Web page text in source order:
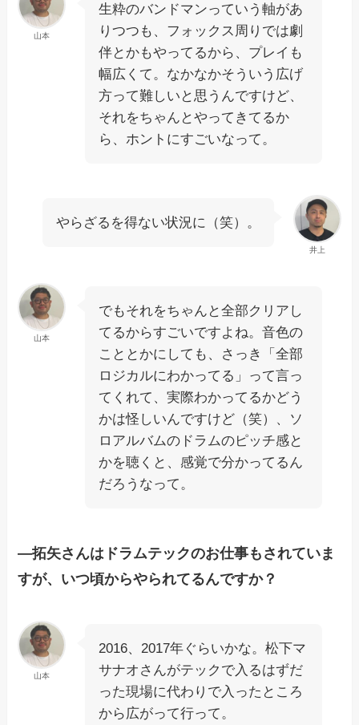
山本
生粋のバンドマンっていう軸があ
りつつも、フォックス周りでは劇
伴とかもやってるから、プレイも
幅広くて。なかなかそういう広げ
方って難しいと思うんですけど、
それをちゃんとやってきてるか
ら、ホントにすごいなって。
井上
やらざるを得ない状況に（笑）。
山本
でもそれをちゃんと全部クリアし
てるからすごいですよね。音色の
こととかにしても、さっき「全部
ロジカルにわかってる」って言っ
てくれて、実際わかってるかどう
かは怪しいんですけど（笑）、ソ
ロアルバムのドラムのピッチ感と
かを聴くと、感覚で分かってるん
だろうなって。
―拓矢さんはドラムテックのお仕事もされていま
すが、いつ頃からやられてるんですか？
山本
2016、2017年ぐらいかな。松下マ
サナオさんがテックで入るはずだ
った現場に代わりで入ったところ
から広がって行って。